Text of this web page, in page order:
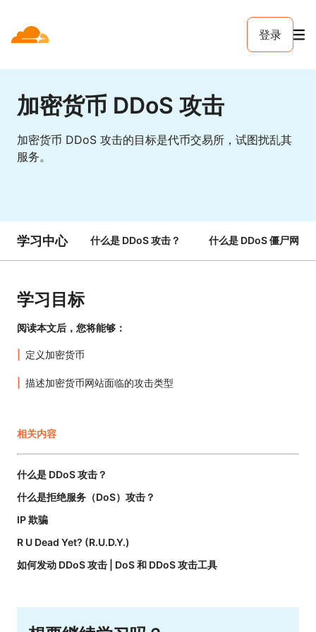
登录
加密货币 DDoS 攻击
加密货币 DDoS 攻击的目标是代币交易所，试图扰乱其
服务。
学习中心 什么是 DDoS 攻击？ 什么是 DDoS 僵尸网络
学习目标
阅读本文后，您将能够：
定义加密货币
描述加密货币网站面临的攻击类型
相关内容
什么是 DDoS 攻击？
什么是拒绝服务（DoS）攻击？
IP 欺骗
R U Dead Yet? (R.U.D.Y.)
如何发动 DDoS 攻击 | DoS 和 DDoS 攻击工具